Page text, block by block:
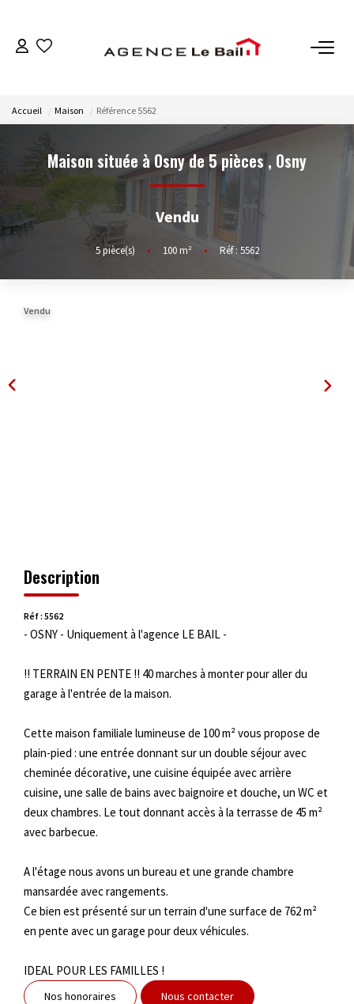
ESTIMATION
LOCATIONS
GESTION
Espace Propriétaire
Accueil Maison Référence 5562
Maison située à Osny de 5 pièces, Osny
Vendu
5pièce(s) • 100m² • Réf : 5562
Vendu
Description
Réf : 5562
- OSNY - Uniquement à l'agence LE BAIL -
!! TERRAIN EN PENTE !! 40 marches à monter pour aller du
garage à l'entrée de la maison.
Cette maison familiale lumineuse de 100 m² vous propose de
plain-pied : une entrée donnant sur un double séjour avec
cheminée décorative, une cuisine équipée avec arrière
cuisine, une salle de bains avec baignoire et douche, un WC et
deux chambres. Le tout donnant accès à la terrasse de 45 m²
avec barbecue.
A l'étage nous avons un bureau et une grande chambre
mansardée avec rangements.
Ce bien est présenté sur un terrain d'une surface de 762 m²
en pente avec un garage pour deux véhicules.
IDEAL POUR LES FAMILLES !
Nos honoraires Nous contacter